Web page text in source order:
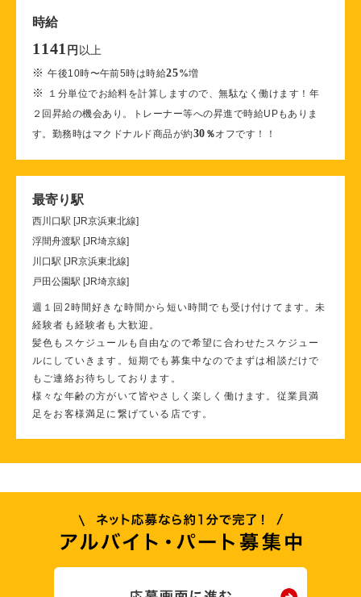
時給
1141 円 以上
※午後10時〜午前5時は時給25%増
※
１分単位でお給料を計算しますので、無駄なく働けます！年
２回昇給の機会あり。トレーナー等への昇進で時給UPもありま
す。勤務時はマクドナルド商品が約30 ％オフです！！
最寄り駅
西川口駅 [JR京浜東北線]
浮間舟渡駅 [JR埼京線]
川口駅 [JR京浜東北線]
戸田公園駅 [JR埼京線]
週１回2時間好きな時間から短い時間でも受け付けてます。未
経験者も経験者も大歓迎。
髪色もスケジュールも自由なので希望に合わせたスケジュー
ルにしていきます。短期でも募集中なのでまずは相談だけで
もご連絡お待ちしております。
様々な年齢の方がいて皆やさしく楽しく働けます。従業員満
足をお客様満足に繋げている店です。